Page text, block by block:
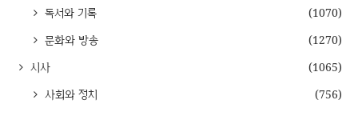
독서와 기록
(1070)
문화와 방송
(1270)
시사
(1065)
사회와 정치
(756)